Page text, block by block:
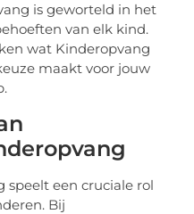
is geworteld in het
van elk kind.
wat Kinderopvang
maakt voor jouw
speelt een cruciale rol
Bij